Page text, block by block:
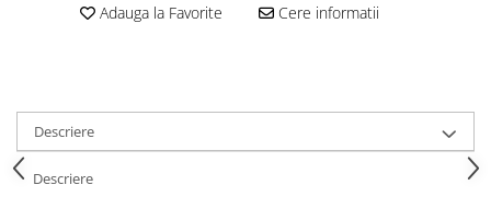
Maner de Pila
Maner Demaror
Aparat de spalat cu presiune
Adauga la Favorite Cere informatii
Descriere
Descriere